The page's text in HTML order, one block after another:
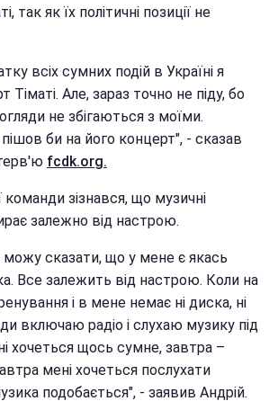
так як їх політичні позиції не
всіх сумних подій в Україні я
Тіматі. Але, зараз точно не піду, бо
не збігаються з моїми.
би на його концерт", - сказав
fcdk.org.
команди зізнався, що музичні
залежно від настрою.
можу сказати, що у мене є якась
Все залежить від настрою. Коли на
і в мене немає ні диска, ні
включаю радіо і слухаю музику під
хочеться щось сумне, завтра –
мені хочеться послухати
подобається", - заявив Андрій.